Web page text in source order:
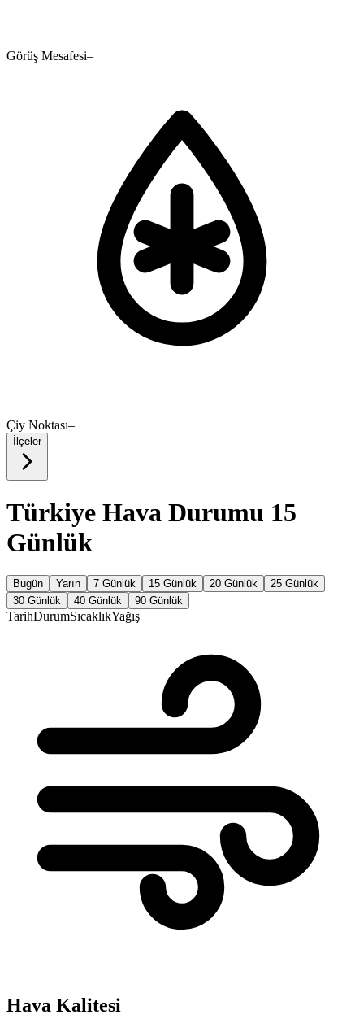
Görüş Mesafesi–
Çiy Noktası–
İlçeler
Türkiye Hava Durumu 15
Günlük
Bugün Yarın 7 Günlük 15 Günlük 20 Günlük
25 Günlük
30 Günlük
40 Günlük 90 Günlük
TarihDurumSıcaklıkYağış
Hava Kalitesi